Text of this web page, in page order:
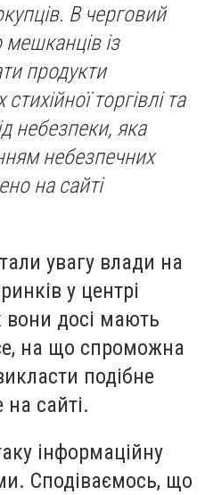
В черговий
із
продукти
торгівлі та
небезпеки, яка
небезпечних
на сайті
увагу влади на
у центрі
вони досі мають
на що спроможна
подібне
сайті.
інформаційну
Сподіваємось, що